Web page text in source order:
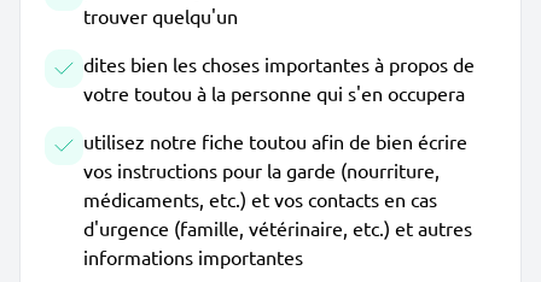
trouver quelqu'un
dites bien les choses importantes à propos de
votre toutou à la personne qui s'en occupera
utilisez notre fiche toutou afin de bien écrire
vos instructions pour la garde (nourriture,
médicaments, etc.) et vos contacts en cas
d'urgence (famille, vétérinaire, etc.) et autres
informations importantes